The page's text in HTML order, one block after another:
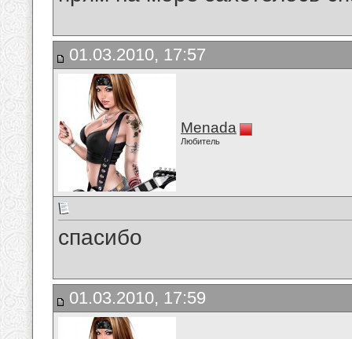
01.03.2010, 17:57
Menada
Любитель
спасибо
01.03.2010, 17:59